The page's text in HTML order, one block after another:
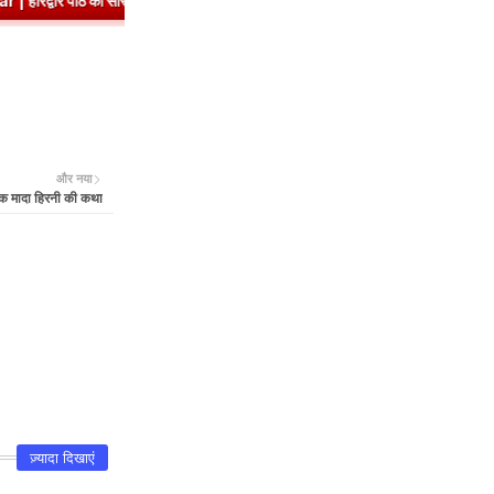
और नया
मादा हिरनी की कथा
ज़्यादा दिखाएं